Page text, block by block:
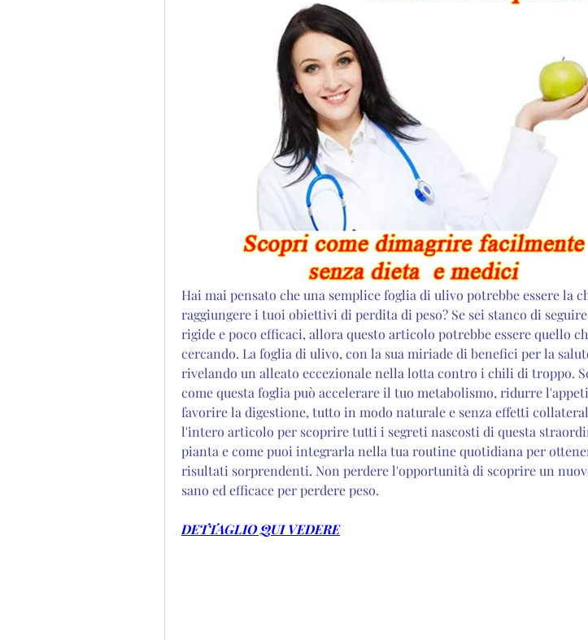
Hai mai pensato che una semplice foglia di ulivo potrebbe essere la
raggiungere i tuoi obiettivi di perdita di peso? Se sei stanco di
rigide e poco efficaci, allora questo articolo potrebbe essere quello
cercando. La foglia di ulivo, con la sua miriade di benefici per la
rivelando un alleato eccezionale nella lotta contro i chili di troppo.
come questa foglia può accelerare il tuo metabolismo, ridurre
favorire la digestione, tutto in modo naturale e senza effetti
l'intero articolo per scoprire tutti i segreti nascosti di questa
pianta e come puoi integrarla nella tua routine quotidiana per
risultati sorprendenti. Non perdere l'opportunità di scoprire un
sano ed efficace per perdere peso.
DETTAGLIO QUI VEDERE